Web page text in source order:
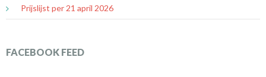
Prijslijst per 21 april 2026
FACEBOOK FEED